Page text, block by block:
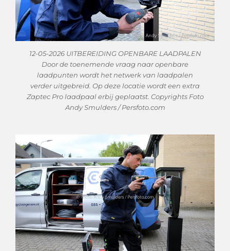
12-05-2026 UITBEREIDING OPENBARE LAADPALEN
Door de toenemende vraag naar openbare
laadpunten wordt het netwerk van laadpalen
verder uitgebreid. Op deze locatie wordt een extra
Zaptec Pro laadpaal erbij geplaatst. Copyrights Foto
Andy Smulders / Persfoto.com